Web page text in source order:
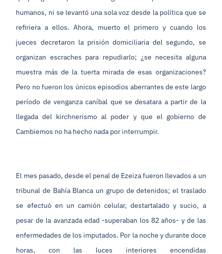
humanos, ni se levantó una sola voz desde la política que se
refiriera a ellos. Ahora, muerto el primero y cuando los
jueces decretaron la prisión domiciliaria del segundo, se
organizan escraches para repudiarlo; ¿se necesita alguna
muestra más de la tuerta mirada de esas organizaciones?
Pero no fueron los únicos episodios aberrantes de este largo
período de venganza caníbal que se desatara a partir de la
llegada del kirchnerismo al poder y que el gobierno de
Cambiemos no ha hecho nada por interrumpir.
El mes pasado, desde el penal de Ezeiza fueron llevados a un
tribunal de Bahía Blanca un grupo de detenidos; el traslado
se efectuó en un camión celular, destartalado y sucio, a
pesar de la avanzada edad -superaban los 82 años- y de las
enfermedades de los imputados. Por la noche y durante doce
horas, con las luces interiores encendidas